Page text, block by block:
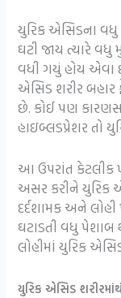
યુરિક એસિડના
ઘટી જાય ત્યારે વધુ
વધી ગયું હોય એવા
એસિડ શરીર બહાર
છે. કોઈ પણ
હાઇબ્લડપ્રેશર તો
આ ઉપરાંત કેટલીક
અસર કરીને યુરિક
દર્દશામક અને
ઘટાડતી વધુ પેશાબ
લોહીમાં યુરિક
યુરિક એસિડ